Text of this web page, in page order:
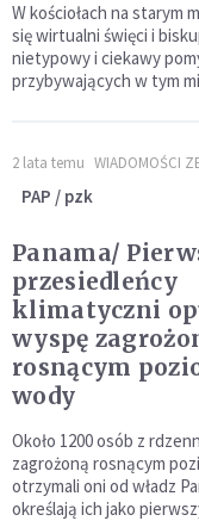
W kościołach na starym
się wirtualni święci i
nietypowy i ciekawy
przybywających w tym
2 lata temu WIADOMOŚCI
PAP / pzk
Panama/
przesiedleńcy
klimatyczni
wyspę
rosnącym
wody
Około 1200 osób z
zagrożoną rosnącym
otrzymali oni od władz
określają ich jako